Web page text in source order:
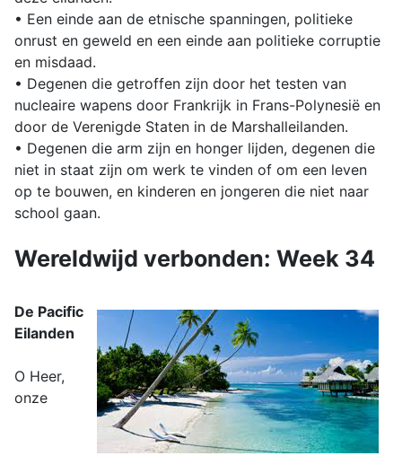
• Een einde aan de etnische spanningen, politieke
onrust en geweld en een einde aan politieke corruptie
en misdaad.
• Degenen die getroffen zijn door het testen van
nucleaire wapens door Frankrijk in Frans-Polynesië en
door de Verenigde Staten in de Marshalleilanden.
• Degenen die arm zijn en honger lijden, degenen die
niet in staat zijn om werk te vinden of om een leven
op te bouwen, en kinderen en jongeren die niet naar
school gaan.
Wereldwijd verbonden: Week 34
De Pacific
Eilanden
O Heer,
onze